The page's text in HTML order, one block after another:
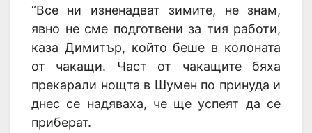
“Все ни изненадват зимите, не знам,
явно не сме подготвени за тия работи,
каза Димитър, който беше в колоната
от чакащи. Част от чакащите бяха
прекарали нощта в Шумен по принуда и
днес се надяваха, че ще успеят да се
приберат.